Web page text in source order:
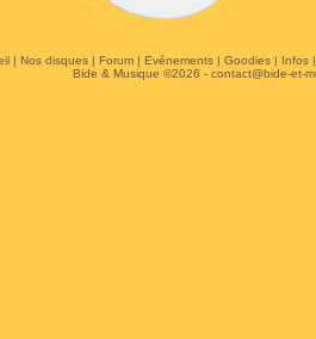
| Nos disques| Forum| Evénements| Goodies| Infos
Bide & Musique ©2026 - contact@bide-et-